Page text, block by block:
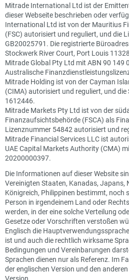
Mitrade International Ltd ist der
dieser Webseite beschrieben oder
International Ltd ist von der Mauritius
(FSC) autorisiert und reguliert, und die
GB20025791. Die registrierte
Stockwerk River Court, Port Louis
Mitrade Global Pty Ltd mit ABN 90 149
Australische
Mitrade Holding ist von der Cayman
(CIMA) autorisiert und reguliert, und die
1612446.
Mitrade Markets Pty Ltd ist von der
Finanzaufsichtsbehörde (FSCA) als
Lizenznummer 54842 autorisiert und
Mitrade Financial Services LLC ist
UAE Capital Markets Authority (CMA)
20200000397.
Die Informationen auf dieser Website
Vereinigten Staaten, Kanadas, Japans,
Königreich, Philippinen bestimmt, noch
Person in irgendeinem Land oder
werden, in der eine solche Verteilung
Gesetze oder Vorschriften verstoßen
Englisch die
ist und auch die rechtlich wirksame
Bedingungen und Vereinbarungen
Sprachen dienen nur als Referenz. Im
der englischen Version und den